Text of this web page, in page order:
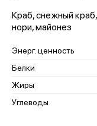
Краб, снежный
нори, майонез
Энерг. ценность
Белки
Жиры
Углеводы